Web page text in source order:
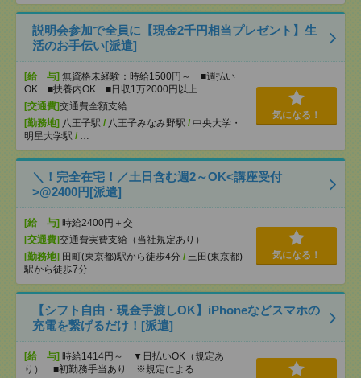
説明会参加で全員に【現金2千円相当プレゼント】生
活のお手伝い[派遣]
[給 与] 無資格未経験：時給1500円～ ■週払い
OK ■扶養内OK ■日収1万2000円以上
[交通費]交通費全額支給
[勤務地] 八王子駅 / 八王子みなみ野駅 / 中央大学・
明星大学駅 / …
気になる！
＼！完全在宅！／土日含む週2～OK<講座受付
>@2400円[派遣]
[給 与] 時給2400円＋交
[交通費]交通費実費支給（当社規定あり）
[勤務地] 田町(東京都)駅から徒歩4分 / 三田(東京都)
駅から徒歩7分
気になる！
【シフト自由・現金手渡しOK】iPhoneなどスマホの
充電を繋げるだけ！[派遣]
[給 与] 時給1414円～ ▼日払いOK（規定あ
り） ■初勤務手当あり ※規定による